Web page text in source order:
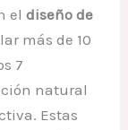
eldiseño de
más de 10
7
natural
Estas